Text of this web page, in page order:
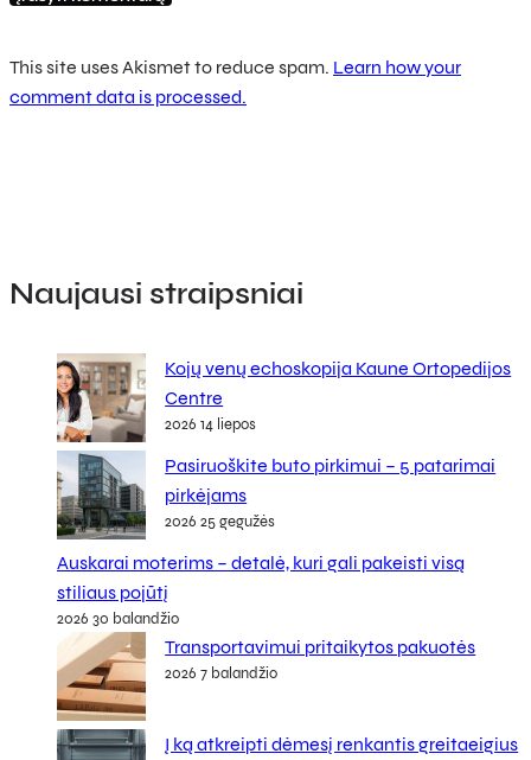
This site uses Akismet to reduce spam. Learn how your
comment data is processed.
Naujausi straipsniai
Kojų venų echoskopija Kaune Ortopedijos
Centre
2026 14 liepos
Pasiruoškite buto pirkimui – 5 patarimai
pirkėjams
2026 25 gegužės
Auskarai moterims – detalė, kuri gali pakeisti visą
stiliaus pojūtį
2026 30 balandžio
Transportavimui pritaikytos pakuotės
2026 7 balandžio
Į ką atkreipti dėmesį renkantis greitaeigius